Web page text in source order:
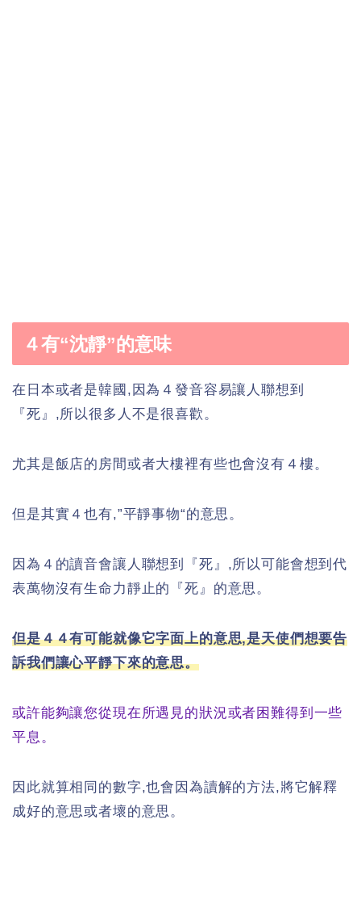
４有“沈靜”的意味
在日本或者是韓國,因為４發音容易讓人聯想到
『死』,所以很多人不是很喜歡。
尤其是飯店的房間或者大樓裡有些也會沒有４樓。
但是其實４也有,”平靜事物“的意思。
因為４的讀音會讓人聯想到『死』,所以可能會想到代
表萬物沒有生命力靜止的『死』的意思。
但是４４有可能就像它字面上的意思,是天使們想要告
訴我們讓心平靜下來的意思。
或許能夠讓您從現在所遇見的狀況或者困難得到一些
平息。
因此就算相同的數字,也會因為讀解的方法,將它解釋
成好的意思或者壞的意思。